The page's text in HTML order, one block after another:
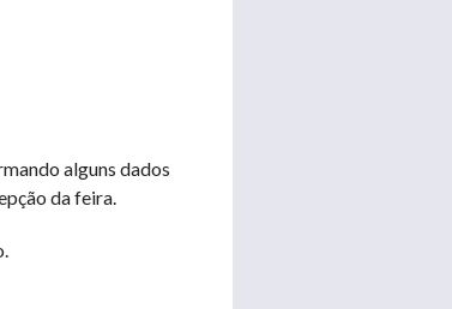
alguns dados
da feira.